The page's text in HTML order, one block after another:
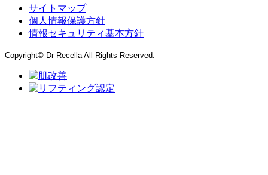
サイトマップ
個人情報保護方針
情報セキュリティ基本方針
Copyright© Dr Recella All Rights Reserved.